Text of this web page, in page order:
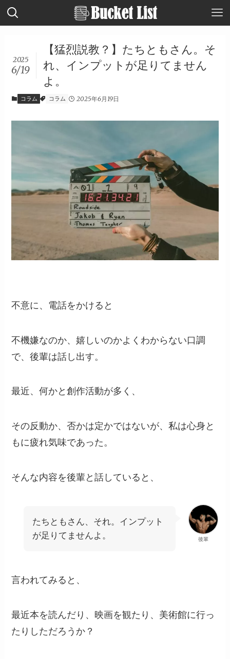
【猛烈説教？】たちともさん。そ
れ、インプットが足りてません
よ。
2025
6/19
コラム コラム 2025年6月19日
不意に、電話をかけると
不機嫌なのか、嬉しいのかよくわからない口調
で、後輩は話し出す。
最近、何かと創作活動が多く、
その反動か、否かは定かではないが、私は心身と
もに疲れ気味であった。
そんな内容を後輩と話していると、
後輩
たちともさん、それ。インプット
が足りてませんよ。
言われてみると、
最近本を読んだり、映画を観たり、美術館に行っ
たりしただろうか？